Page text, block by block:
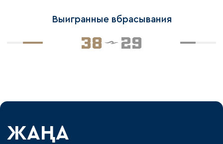
Выигранные вбрасывания
38 29
ЖАҢА